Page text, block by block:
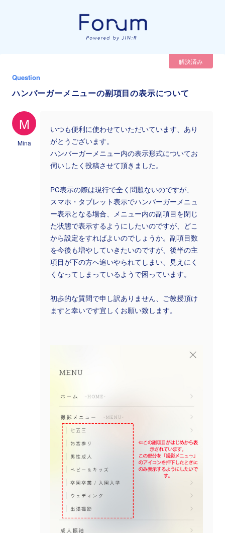
解決済み
Question
ハンバーガーメニューの副項目の表示について
M
Mina
いつも便利に使わせていただいています、あり
がとうございます。
ハンバーガーメニュー内の表示形式についてお
伺いしたく投稿させて頂きました。
PC表示の際は現行で全く問題ないのですが、
スマホ・タブレット表示でハンバーガーメニュ
ー表示となる場合、メニュー内の副項目を閉じ
た状態で表示するようにしたいのですが、どこ
から設定をすればよいのでしょうか。副項目数
を今後も増やしていきたいのですが、後半の主
項目が下の方へ追いやられてしまい、見えにく
くなってしまっているようで困っています。
初歩的な質問で申し訳ありません、ご教授頂け
ますと幸いです宜しくお願い致します。